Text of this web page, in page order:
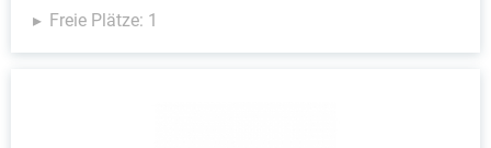
Freie Plätze: 1